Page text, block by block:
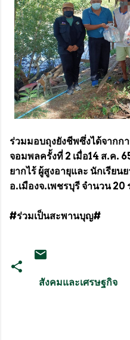
ร่วมมอบถุงยังชีพซึ่งได้จากก
จอมพลครั้งที่ 2 เมื่อ14 ส.ค.
ยากไร้ ผู้สูงอายุและ นักเรีย
อ.เมืองจ.เพชรบุรี จำนวน 20
#ร่วมเป็นสะพานบุญ#
สังคมและเศรษฐกิจ